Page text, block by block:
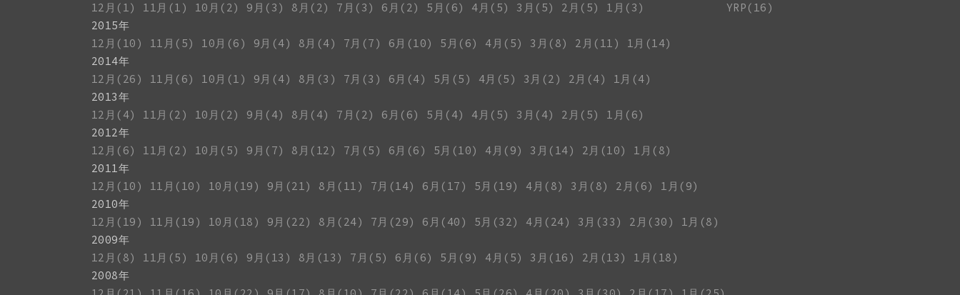
12月(1)
11月(1) 10月(2) 9月(3) 8月(2) 7月(3) 6月(2) 5月(6) 4月(5) 3月(5) 2月(5)
1月(3)
2015年
12月(10)
11月(5) 10月(6) 9月(4) 8月(4) 7月(7) 6月(10) 5月(6) 4月(5) 3月(8) 2月(11)
1月(14)
2014年
12月(26)
11月(6) 10月(1) 9月(4) 8月(3) 7月(3) 6月(4) 5月(5) 4月(5) 3月(2) 2月(4)
1月(4)
2013年
12月(4)
11月(2) 10月(2) 9月(4) 8月(4) 7月(2) 6月(6) 5月(4) 4月(5) 3月(4) 2月(5)
1月(6)
2012年
12月(6)
11月(2) 10月(5) 9月(7) 8月(12) 7月(5) 6月(6) 5月(10) 4月(9) 3月(14) 2月(10)
1月(8)
2011年
12月(10)
11月(10) 10月(19) 9月(21) 8月(11) 7月(14) 6月(17) 5月(19) 4月(8) 3月(8) 2月(6)
1月(9)
2010年
12月(19)
11月(19) 10月(18) 9月(22) 8月(24) 7月(29) 6月(40) 5月(32) 4月(24) 3月(33) 2月(30)
1月(8)
2009年
12月(8)
11月(5) 10月(6) 9月(13) 8月(13) 7月(5) 6月(6) 5月(9) 4月(5) 3月(16) 2月(13)
1月(18)
2008年
YRP(16)